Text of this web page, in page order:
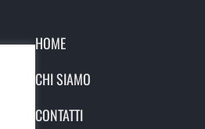
HOME
CHI SIAMO
CONTATTI